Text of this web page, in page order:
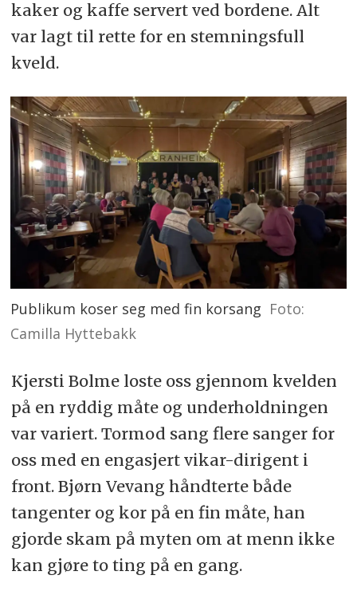
kaker og kaffe servert ved bordene. Alt
var lagt til rette for en stemningsfull
kveld.
Publikum koser seg med fin korsang Foto:
Camilla Hyttebakk
Kjersti Bolme loste oss gjennom kvelden
på en ryddig måte og underholdningen
var variert. Tormod sang flere sanger for
oss med en engasjert vikar-dirigent i
front. Bjørn Vevang håndterte både
tangenter og kor på en fin måte, han
gjorde skam på myten om at menn ikke
kan gjøre to ting på en gang.